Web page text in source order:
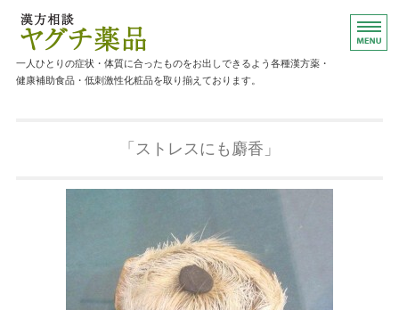
漢方薬・健康補助食品のご相談ならヤグ
一人ひとりの症状・体質に合ったものをお出しできるよう各種漢方薬・
健康補助食品・低刺激性化粧品を取り揃えております。
「ストレスにも麝香」